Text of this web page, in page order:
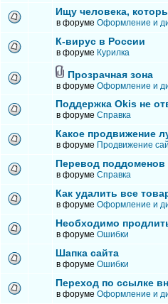
Ищу человека,
в форуме Оформление и
К-вирус в России
в форуме Курилка
Прозрачная зона
в форуме Оформление и
Поддержка Okis не
в форуме Справка
Какое продвижение
в форуме Продвижение
Перевод поддоменов
в форуме Справка
Как удалить все
в форуме Оформление и
Необходимо
в форуме Ошибки
Шапка сайта
в форуме Ошибки
Переход по ссылке
в форуме Оформление и